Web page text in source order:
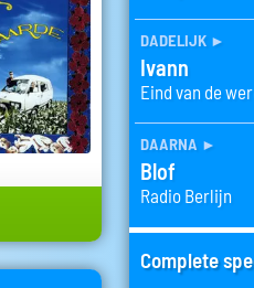
dadelijk ►
Ivann
Eind van de
daarna ►
Blof
Radio Berlijn
Complete